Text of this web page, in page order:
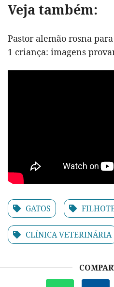
Veja também:
Pastor alemão rosna
1 criança: imagens
GATOS
CLÍNICA VETERINÁRIA